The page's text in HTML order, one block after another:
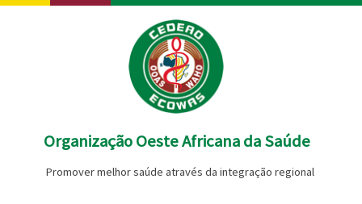
Passar
Organização Oeste Africana da Saúde
Promover melhor saúde através da integração regional